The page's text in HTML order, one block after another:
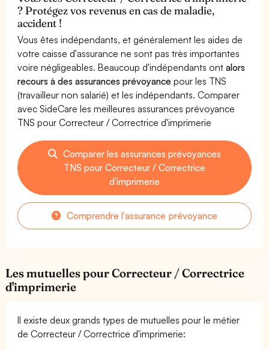
? Protégez vos revenus en cas de maladie,
accident !
Vous êtes indépendants, et généralement les aides de
votre caisse d'assurance ne sont pas très importantes
voire négligeables. Beaucoup d'indépendants ontalors
recours à des assurances prévoyance pour les TNS
(travailleur non salarié) et les indépendants. Comparer
avec SideCare les meilleures assurances prévoyance
TNS pour Correcteur / Correctrice d'imprimerie
Comparer les assurances prévoyances
TNS pour Correcteur / Correctrice
d'imprimerie
Comprendre l'assurance prévoyance
Les mutuelles pour Correcteur / Correctrice
d'imprimerie
Il existe deux grands types de mutuelles pour le métier
de Correcteur / Correctrice d'imprimerie: